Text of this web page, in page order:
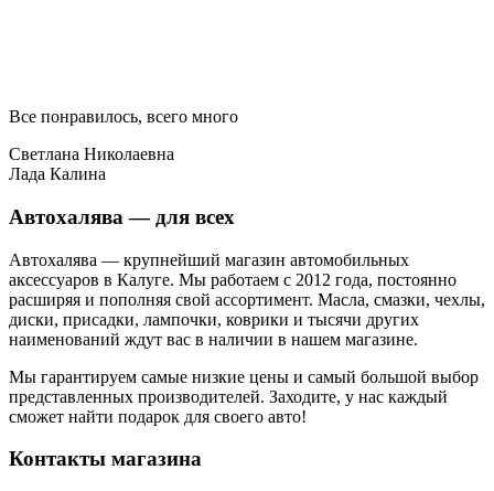
Все понравилось, всего много
Светлана Николаевна
Лада Калина
Автохалява — для всех
Автохалява — крупнейший магазин автомобильных
аксессуаров в Калуге. Мы работаем с 2012 года, постоянно
расширяя и пополняя свой ассортимент. Масла, смазки, чехлы,
диски, присадки, лампочки, коврики и тысячи других
наименований ждут вас в наличии в нашем магазине.
Мы гарантируем самые низкие цены и самый большой выбор
представленных производителей. Заходите, у нас каждый
сможет найти подарок для своего авто!
Контакты магазина